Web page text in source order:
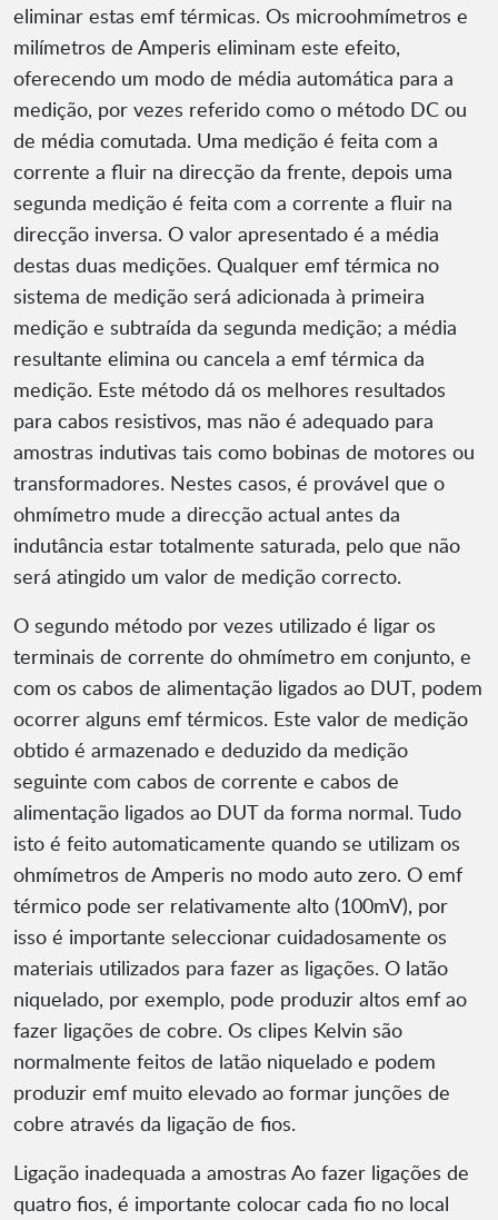
eliminar estas emf térmicas. Os microohmímetros e
milímetros de Amperis eliminam este efeito,
oferecendo um modo de média automática para a
medição, por vezes referido como o método DC ou
de média comutada. Uma medição é feita com a
corrente a fluir na direcção da frente, depois uma
segunda medição é feita com a corrente a fluir na
direcção inversa. O valor apresentado é a média
destas duas medições. Qualquer emf térmica no
sistema de medição será adicionada à primeira
medição e subtraída da segunda medição; a média
resultante elimina ou cancela a emf térmica da
medição. Este método dá os melhores resultados
para cabos resistivos, mas não é adequado para
amostras indutivas tais como bobinas de motores ou
transformadores. Nestes casos, é provável que o
ohmímetro mude a direcção actual antes da
indutância estar totalmente saturada, pelo que não
será atingido um valor de medição correcto.
O segundo método por vezes utilizado é ligar os
terminais de corrente do ohmímetro em conjunto, e
com os cabos de alimentação ligados ao DUT, podem
ocorrer alguns emf térmicos. Este valor de medição
obtido é armazenado e deduzido da medição
seguinte com cabos de corrente e cabos de
alimentação ligados ao DUT da forma normal. Tudo
isto é feito automaticamente quando se utilizam os
ohmímetros de Amperis no modo auto zero. O emf
térmico pode ser relativamente alto (100mV), por
isso é importante seleccionar cuidadosamente os
materiais utilizados para fazer as ligações. O latão
niquelado, por exemplo, pode produzir altos emf ao
fazer ligações de cobre. Os clipes Kelvin são
normalmente feitos de latão niquelado e podem
produzir emf muito elevado ao formar junções de
cobre através da ligação de fios.
Ligação inadequada a amostras Ao fazer ligações de
quatro fios, é importante colocar cada fio no local